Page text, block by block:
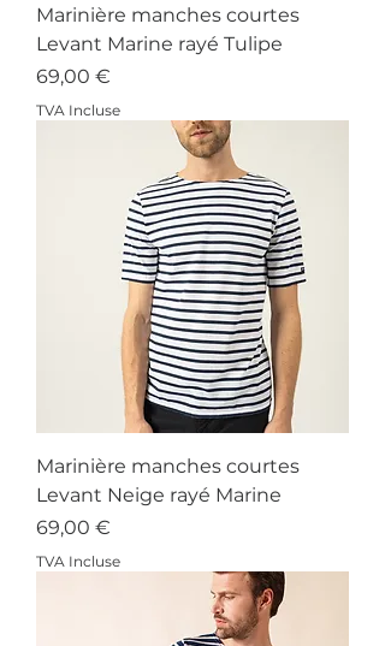
Marinière manches courtes
Levant Marine rayé Tulipe
Prix
69,00 €
TVA Incluse
Marinière manches courtes
Levant Neige rayé Marine
Prix
69,00 €
TVA Incluse